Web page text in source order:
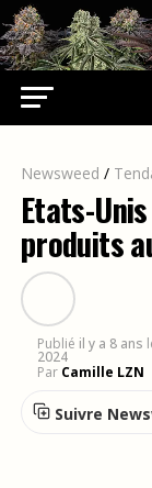
Newsweed /
Etats-
produits
Publié il y a 8 ans
2024
Par Camille LZN
Suivre